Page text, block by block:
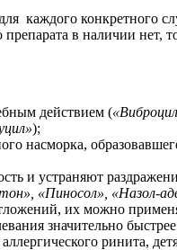
каждого конкретного
в наличии нет,
действием (
);
насморка,
и устраняют
«Пиносол», «Назол-
их можно
значительно быстрее
ринита,